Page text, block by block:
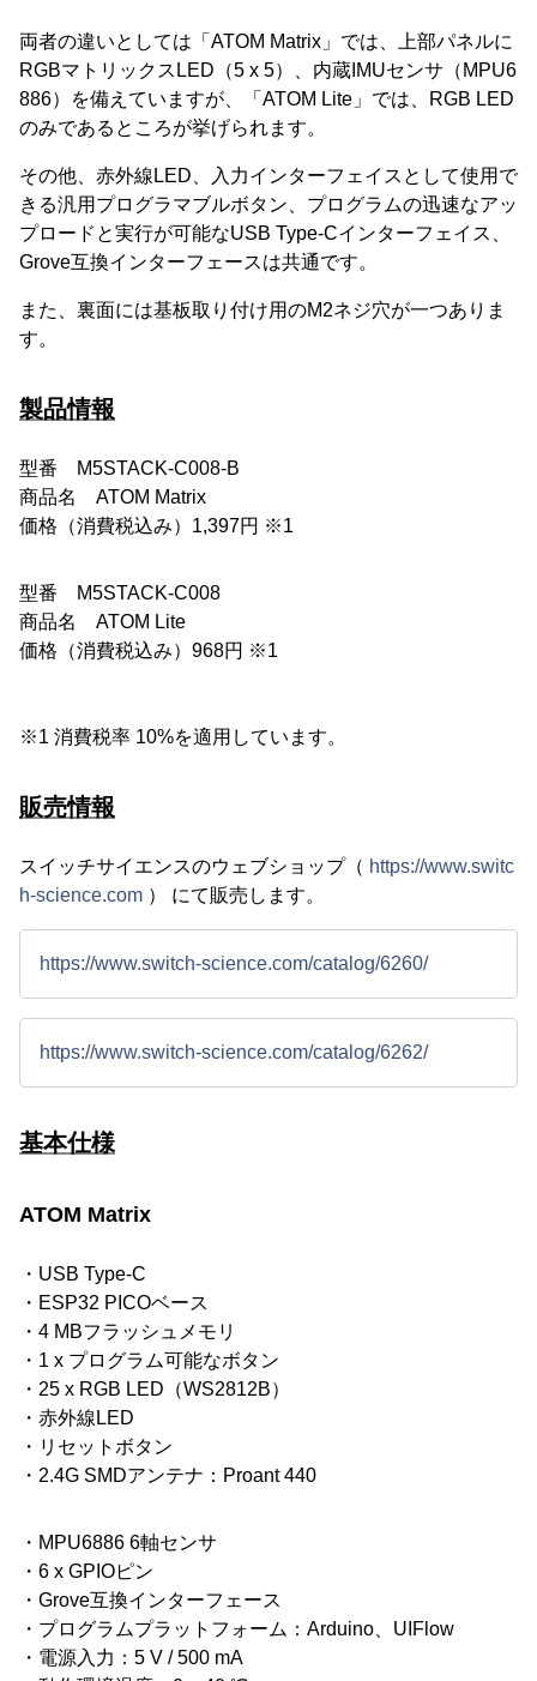
両者の違いとしては「ATOM Matrix」では、上部パネルに
RGBマトリックスLED（5 x 5）、内蔵IMUセンサ（MPU6
886）を備えていますが、「ATOM Lite」では、RGB LED
のみであるところが挙げられます。
その他、赤外線LED、入力インターフェイスとして使用で
きる汎用プログラマブルボタン、プログラムの迅速なアッ
プロードと実行が可能なUSB Type-Cインターフェイス、
Grove互換インターフェースは共通です。
また、裏面には基板取り付け用のM2ネジ穴が一つありま
す。
製品情報
型番 M5STACK-C008-B
商品名 ATOM Matrix
価格（消費税込み）1,397円 ※1
型番 M5STACK-C008
商品名 ATOM Lite
価格（消費税込み）968円 ※1
※1 消費税率 10%を適用しています。
販売情報
スイッチサイエンスのウェブショップ（ https://www.switc
h-science.com ） にて販売します。
https://www.switch-science.com/catalog/6260/
https://www.switch-science.com/catalog/6262/
基本仕様
ATOM Matrix
・USB Type-C
・ESP32 PICOベース
・4 MBフラッシュメモリ
・1 x プログラム可能なボタン
・25 x RGB LED（WS2812B）
・赤外線LED
・リセットボタン
・2.4G SMDアンテナ：Proant 440
・MPU6886 6軸センサ
・6 x GPIOピン
・Grove互換インターフェース
・プログラムプラットフォーム：Arduino、UIFlow
・電源入力：5 V / 500 mA